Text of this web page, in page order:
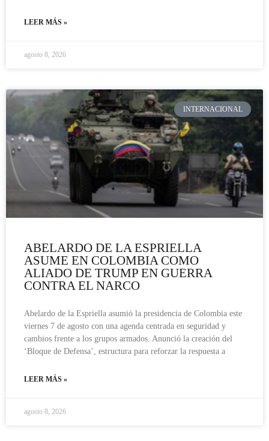
LEER MÁS »
agosto 8, 2026
INTERNACIONAL
ABELARDO DE LA ESPRIELLA
ASUME EN COLOMBIA COMO
ALIADO DE TRUMP EN GUERRA
CONTRA EL NARCO
Abelardo de la Espriella asumió la presidencia de Colombia este
viernes 7 de agosto con una agenda centrada en seguridad y
cambios frente a los grupos armados. Anunció la creación del
‘Bloque de Defensa’, estructura para reforzar la respuesta a
LEER MÁS »
agosto 8, 2026